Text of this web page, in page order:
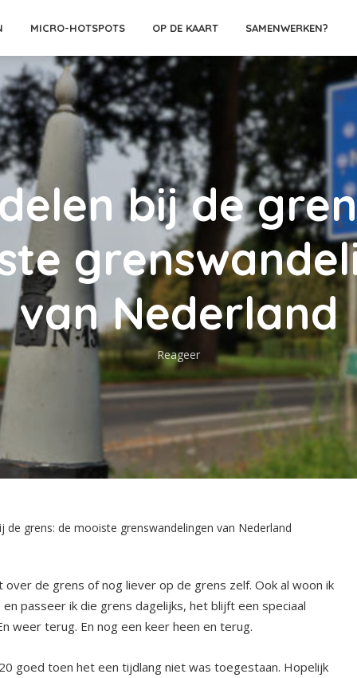
MICRO-HOTSPOTS OP DE KAART SAMENWERKEN?
bij de
van Nederland
Reageer
de grens: de mooiste grenswandelingen van Nederland
de grens of nog liever op de grens zelf. Ook al woon ik
passeer ik die grens dagelijks, het blijft een speciaal
weer terug. En nog een keer heen en terug.
goed toen het een tijdlang niet was toegestaan. Hopelijk